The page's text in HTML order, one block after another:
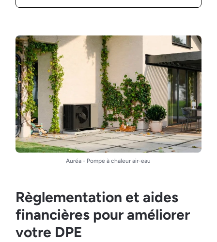
Auréa - Pompe à chaleur air-eau
Règlementation et aides
financières pour améliorer
votre DPE